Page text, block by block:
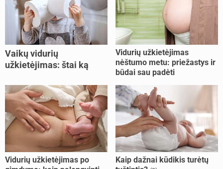
Vaikų vidurių
užkietėjimas: štai ką
Vidurių užkietėjimas
nėštumo metu: priežastys ir
būdai sau padėti
Vidurių užkietėjimas po
Kaip dažnai kūdikis turėtų